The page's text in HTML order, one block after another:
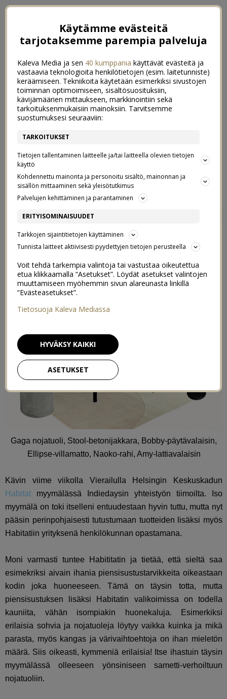
SINISET PELLAVALAKANAT JA
MUITA SUOSIKKEJA
13/06/2016
Gaga nojatuoli, Stool-betonijakkara, Bobby-päytävalaisin,
Ellipse-villamatto, Naoko-rahi, Amy-lattiavalaisin
Kävin viime viikolla Vierailulla Helsingin Keskuskadun
Habitat myymälässä Indiedaysin yhteistyön tiimoilta. Iso
myymälä on toki itselleni entuudestaan hyvin tuttu, mutta nyt
pääsin perinpohjaisesti tutustumaan tuotteiden lisäksi myös
Habitatiin yrityksenä henkilökunnan opastamana.
Moni varmasti tuntee Habititatin ja tietää, että sieltä saa
esimekriksi aivain ihania piensisustustarvikkeita oikeastaan
kodin joka huoneeseen. Tämä on täysin totta, mutta
piensisustuksen lisäksi Habitatin valikoimissa on todella
kauniita, vähän isompiakin huonekaluja. Esimerkiksi
erilaisia sohvia ja nojatuoleja löytyy vaikka kuinka ja mikä
parasta, myös kangas ja värivaihtoehtoja on ihan mieletön
määrä. Siis oikeasti, kymmeniä erilaisia! Itse ihastuin täysin
myymälässä olleeseen yönsiniseen sametti-verhoiltuun
nojatuoliin.
Käytämme evästeitä
tarjotaksemme parempia palveluja
Kaleva Media ja sen 40 kumppania käyttävät evästeitä ja
vastaavia teknologioita henkilötietojen (esim. laitetunniste)
keräämiseen. Tekniikoita käytetään esimerkiksi sivustojen
toiminnan optimoimiseen, sisältösuosituksiin,
kävijämäärien mittaukseen, markkinointiin sekä
tarkoituksenmukaisiin mainoksiin. Tarvitsemme
suostumuksesi seuraaviin:
TARKOITUKSET
Tietojen tallentaminen laitteelle ja/tai laitteella olevien tietojen
käyttö
Kohdennettu mainonta ja personoitu sisältö, mainonnan ja
sisällön mittaaminen sekä yleisötutkimus
Palvelujen kehittäminen ja parantaminen
ERITYISOMINAISUUDET
Tarkkojen sijaintitietojen käyttäminen
Tunnista laitteet aktiivisesti pyydettyjen tietojen perusteella
Voit tehdä tarkempia valintoja tai vastustaa oikeutettua
etua klikkaamalla “Asetukset”. Löydät asetukset valintojen
muuttamiseen myöhemmin sivun alareunasta linkillä
“Evästeasetukset”.
Tietosuoja Kaleva Mediassa
ASETUKSET
HYVÄKSY KAIKKI